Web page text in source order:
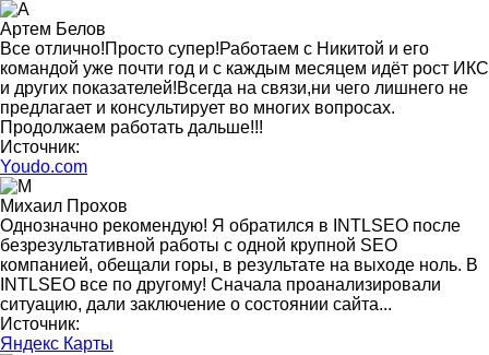
Артем Белов
Все отлично!Просто супер!Работаем с Никитой и его
командой уже почти год и с каждым месяцем идёт рост ИКС
и других показателей!Всегда на связи,ни чего лишнего не
предлагает и консультирует во многих вопросах.
Продолжаем работать дальше!!!
Источник:
Youdo.com
Михаил Прохов
Однозначно рекомендую! Я обратился в INTLSEO после
безрезультативной работы с одной крупной SEO
компанией, обещали горы, в результате на выходе ноль. В
INTLSEO все по другому! Сначала проанализировали
ситуацию, дали заключение о состоянии сайта...
Источник:
Яндекс Карты